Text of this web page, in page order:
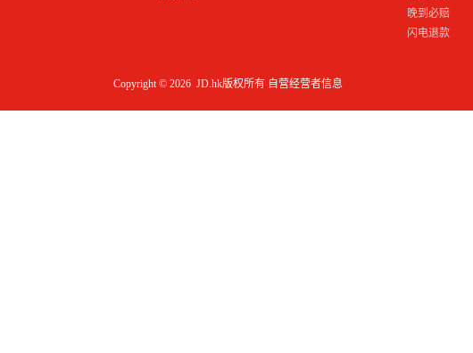
晚到必赔
闪电退款
Copyright © 2026 JD.hk版权所有 自营经营者信息